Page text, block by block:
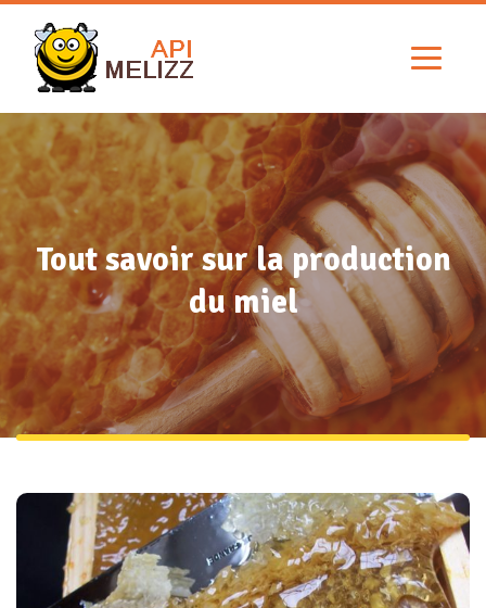
Tout savoir sur la production
du miel